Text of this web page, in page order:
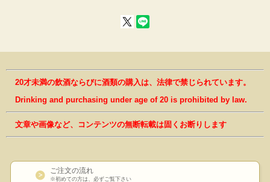
20才未満の飲酒ならびに酒類の購入は、法律で禁じられています。
Drinking and purchasing under age of 20 is prohibited by law.
文章や画像など、コンテンツの無断転載は固くお断りします
ご注文の流れ
※初めての方は、必ずご覧下さい